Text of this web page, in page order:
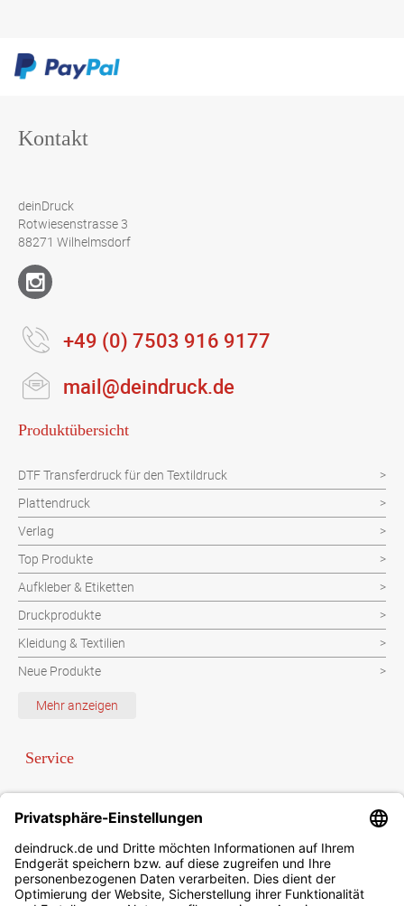
Kontakt
deinDruck
Rotwiesenstrasse 3
88271 Wilhelmsdorf
+49 (0) 7503 916 9177
mail@deindruck.de
Produktübersicht
DTF Transferdruck für den Textildruck
Plattendruck
Verlag
Top Produkte
Aufkleber & Etiketten
Druckprodukte
Kleidung & Textilien
Neue Produkte
Schutzvorrichtung
Werbeartikel
Mehr anzeigen
Service
Newsletter
Sonderanfrage
Datenschutzbestimmungen